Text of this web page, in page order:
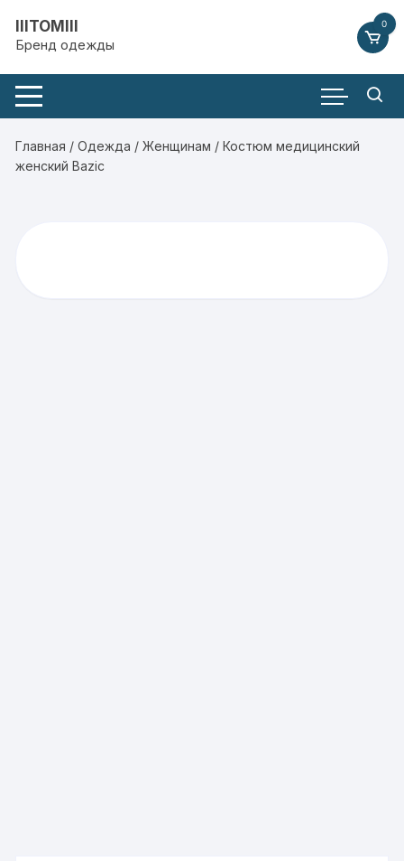
содержимому
IIITOMIII
Бренд одежды
0
Главная /Одежда /Женщинам / Костюм медицинский
женский Bazic